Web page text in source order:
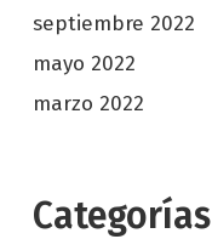
septiembre 2022
mayo 2022
marzo 2022
Categorías